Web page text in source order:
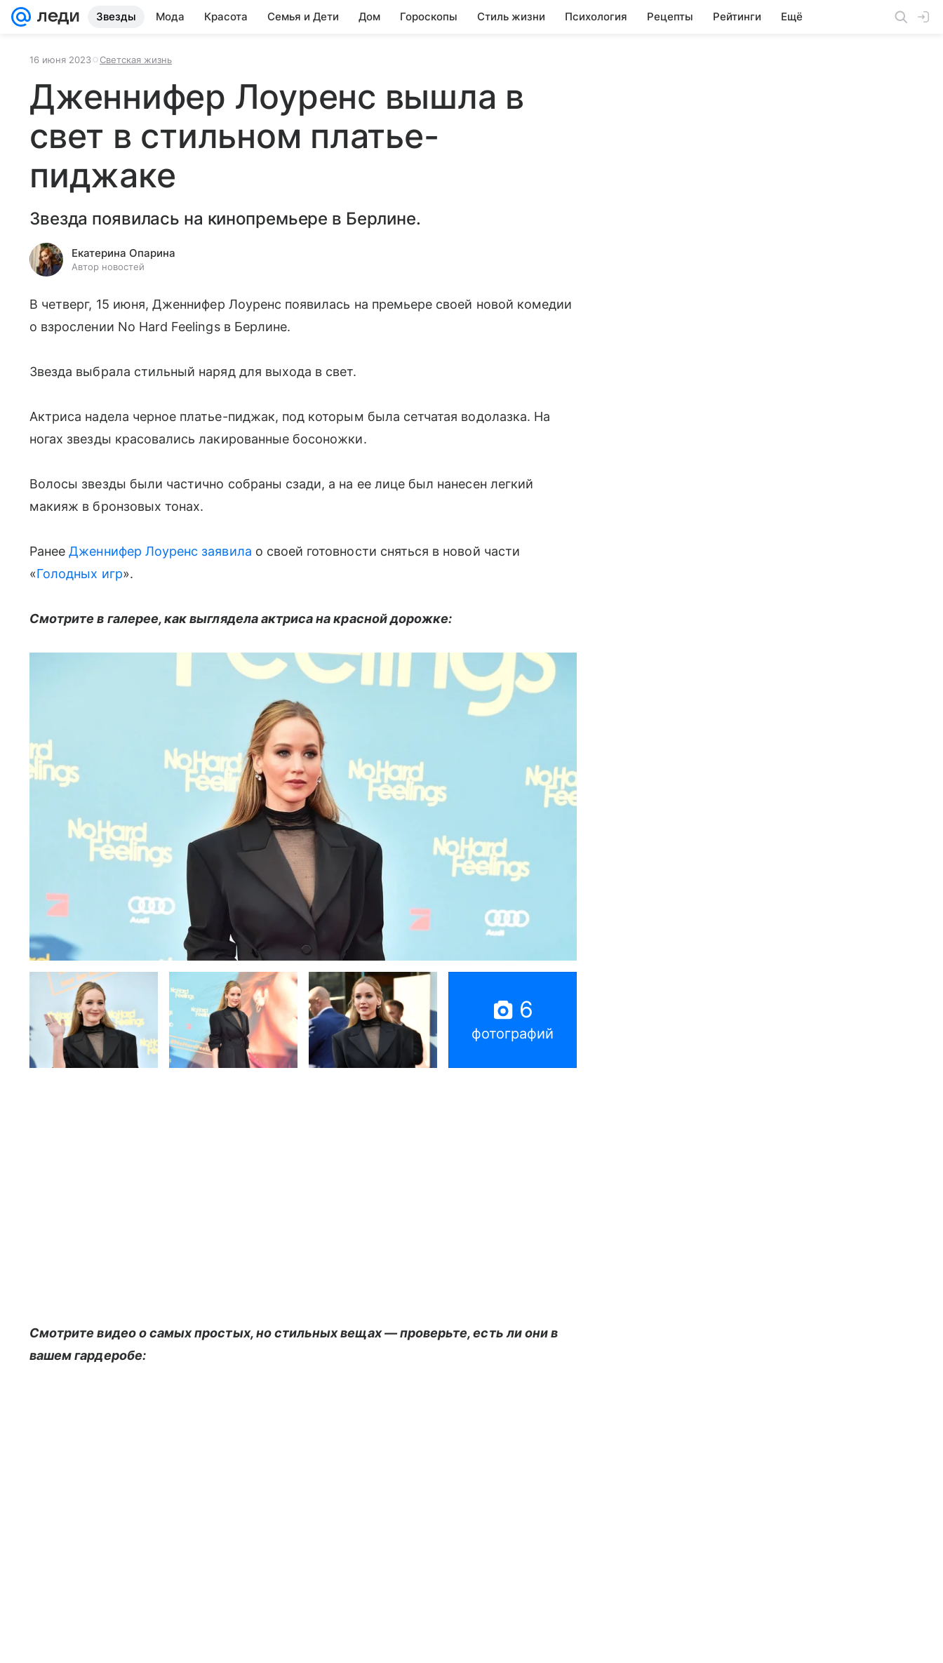
Звезды Мода Красота Семья и Дети Дом Гороскопы Стиль жизни Психология Рецепты Рейтинги Ещё
16 июня 2023 Светская жизнь
Дженнифер Лоуренс вышла в
свет в стильном платье-
пиджаке
Звезда появилась на кинопремьере в Берлине.
Екатерина Опарина
Автор новостей
В четверг, 15 июня, Дженнифер Лоуренс появилась на премьере своей новой комедии
о взрослении No Hard Feelings в Берлине.
Звезда выбрала стильный наряд для выхода в свет.
Актриса надела черное платье-пиджак, под которым была сетчатая водолазка. На
ногах звезды красовались лакированные босоножки.
Волосы звезды были частично собраны сзади, а на ее лице был нанесен легкий
макияж в бронзовых тонах.
РанееДженнифер Лоуренс заявила о своей готовности сняться в новой части
«Голодных игр».
Смотрите в галерее, как выглядела актриса на красной дорожке:
6
фотографий
Смотрите видео о самых простых, но стильных вещах — проверьте, есть ли они в
вашем гардеробе: